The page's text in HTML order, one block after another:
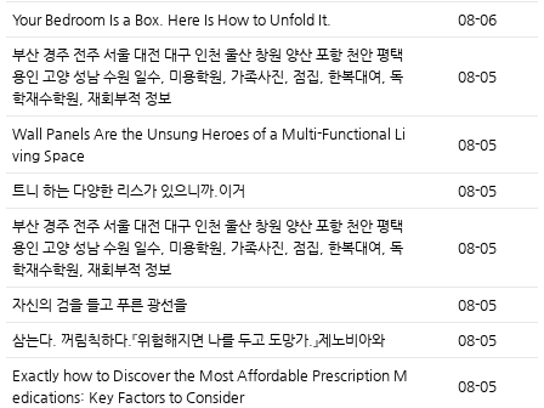
Your Bedroom Is a Box. Here Is How to Unfold It. 08-06
부산 경주 전주 서울 대전 대구 인천 울산 창원 양산 포항 천안 평택
용인 고양 성남 수원 일수, 미용학원, 가족사진, 점집, 한복대여, 독
학재수학원, 재회부적 정보
08-05
Wall Panels Are the Unsung Heroes of a Multi-Functional Li
ving Space
08-05
트니 하는 다양한 리스가 있으니까.이거 08-05
부산 경주 전주 서울 대전 대구 인천 울산 창원 양산 포항 천안 평택
용인 고양 성남 수원 일수, 미용학원, 가족사진, 점집, 한복대여, 독
학재수학원, 재회부적 정보
08-05
자신의 검을 들고 푸른 광선을 08-05
삼는다. 꺼림칙하다.『위험해지면 나를 두고 도망가.』제노비아와 08-05
Exactly how to Discover the Most Affordable Prescription M
edications: Key Factors to Consider
08-05